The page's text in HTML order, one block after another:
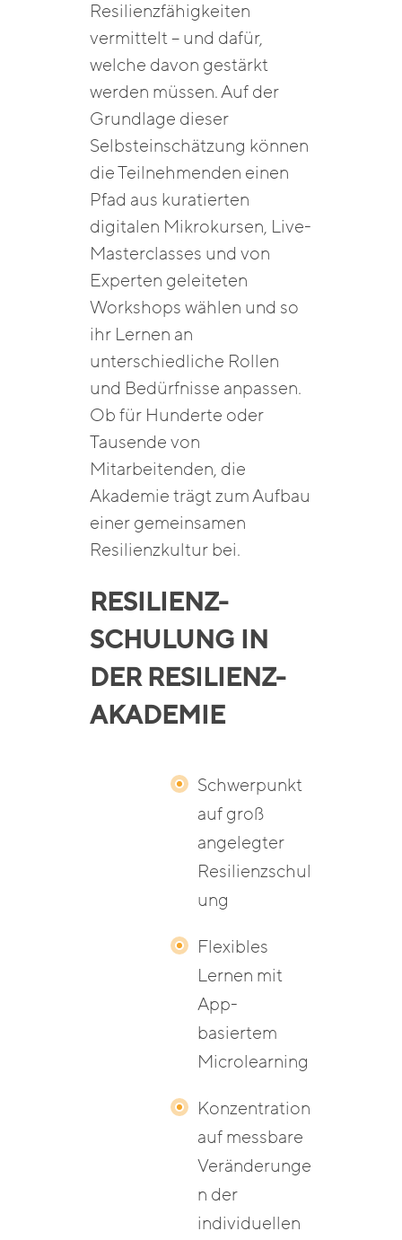
Resilienzfähigkeiten
vermittelt – und dafür,
welche davon gestärkt
werden müssen. Auf der
Grundlage dieser
Selbsteinschätzung können
die Teilnehmenden einen
Pfad aus kuratierten
digitalen Mikrokursen, Live-
Masterclasses und von
Experten geleiteten
Workshops wählen und so
ihr Lernen an
unterschiedliche Rollen
und Bedürfnisse anpassen.
Ob für Hunderte oder
Tausende von
Mitarbeitenden, die
Akademie trägt zum Aufbau
einer gemeinsamen
Resilienzkultur bei.
RESILIENZ-
SCHULUNG IN
DER RESILIENZ-
AKADEMIE
Schwerpunkt
auf groß
angelegter
Resilienzschul
ung
Flexibles
Lernen mit
App-
basiertem
Microlearning
Konzentration
auf messbare
Veränderunge
n der
individuellen